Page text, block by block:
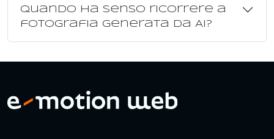
Quando ha senso ricorrere a
fotografia generata da AI?